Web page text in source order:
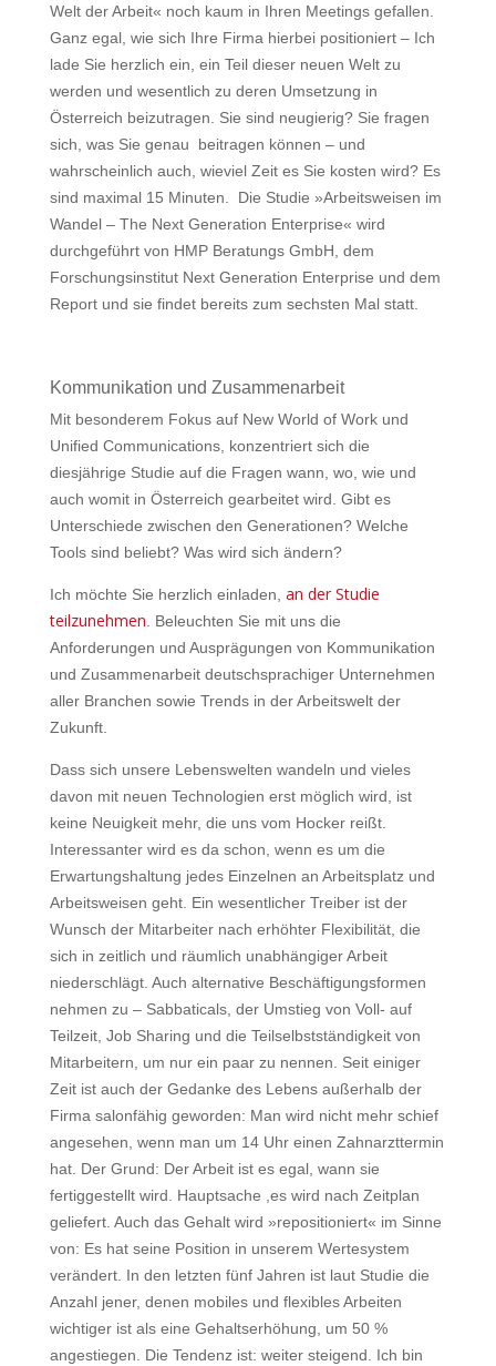
Welt der Arbeit« noch kaum in Ihren Meetings gefallen.
Ganz egal, wie sich Ihre Firma hierbei positioniert – Ich
lade Sie herzlich ein, ein Teil dieser neuen Welt zu
werden und wesentlich zu deren Umsetzung in
Österreich beizutragen. Sie sind neugierig? Sie fragen
sich, was Sie genau beitragen können – und
wahrscheinlich auch, wieviel Zeit es Sie kosten wird? Es
sind maximal 15 Minuten. Die Studie »Arbeitsweisen im
Wandel – The Next Generation Enterprise« wird
durchgeführt von HMP Beratungs GmbH, dem
Forschungsinstitut Next Generation Enterprise und dem
Report und sie findet bereits zum sechsten Mal statt.
Kommunikation und Zusammenarbeit
Mit besonderem Fokus auf New World of Work und
Unified Communications, konzentriert sich die
diesjährige Studie auf die Fragen wann, wo, wie und
auch womit in Österreich gearbeitet wird. Gibt es
Unterschiede zwischen den Generationen? Welche
Tools sind beliebt? Was wird sich ändern?
Ich möchte Sie herzlich einladen, an der Studie
teilzunehmen . Beleuchten Sie mit uns die
Anforderungen und Ausprägungen von Kommunikation
und Zusammenarbeit deutschsprachiger Unternehmen
aller Branchen sowie Trends in der Arbeitswelt der
Zukunft.
Dass sich unsere Lebenswelten wandeln und vieles
davon mit neuen Technologien erst möglich wird, ist
keine Neuigkeit mehr, die uns vom Hocker reißt.
Interessanter wird es da schon, wenn es um die
Erwartungshaltung jedes Einzelnen an Arbeitsplatz und
Arbeitsweisen geht. Ein wesentlicher Treiber ist der
Wunsch der Mitarbeiter nach erhöhter Flexibilität, die
sich in zeitlich und räumlich unabhängiger Arbeit
niederschlägt. Auch alternative Beschäftigungsformen
nehmen zu – Sabbaticals, der Umstieg von Voll- auf
Teilzeit, Job Sharing und die Teilselbstständigkeit von
Mitarbeitern, um nur ein paar zu nennen. Seit einiger
Zeit ist auch der Gedanke des Lebens außerhalb der
Firma salonfähig geworden: Man wird nicht mehr schief
angesehen, wenn man um 14 Uhr einen Zahnarzttermin
hat. Der Grund: Der Arbeit ist es egal, wann sie
fertiggestellt wird. Hauptsache ,es wird nach Zeitplan
geliefert. Auch das Gehalt wird »repositioniert« im Sinne
von: Es hat seine Position in unserem Wertesystem
verändert. In den letzten fünf Jahren ist laut Studie die
Anzahl jener, denen mobiles und flexibles Arbeiten
wichtiger ist als eine Gehaltserhöhung, um 50 %
angestiegen. Die Tendenz ist: weiter steigend. Ich bin